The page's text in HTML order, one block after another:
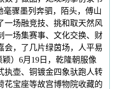
毫骤墨列奔驷，陌头，傅山
一场融竞技、挑和取天然风
一场集赛事、文化交换、财
会，了几片绿茵场，人平易
）6月19日，乾隆朝服像
执壶、铜镀金四象驮跑人转
花宝座等故宫博物院收藏的